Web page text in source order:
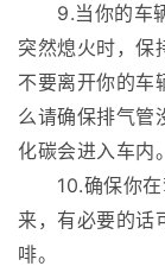
9.当你的车辆
突然熄火时，保
不要离开你的车
么请确保排气管
化碳会进入车内。
10.确保你在
来，有必要的话
啡。